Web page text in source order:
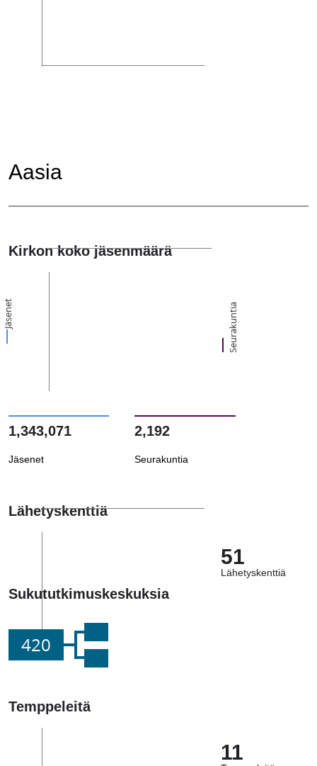
Aasia
Kirkon koko jäsenmäärä
Jäsenet Seurakuntia
1,343,071
Jäsenet
2,192
Seurakuntia
Lähetyskenttiä
51
Lähetyskenttiä
Sukututkimuskeskuksia
420
Temppeleitä
11